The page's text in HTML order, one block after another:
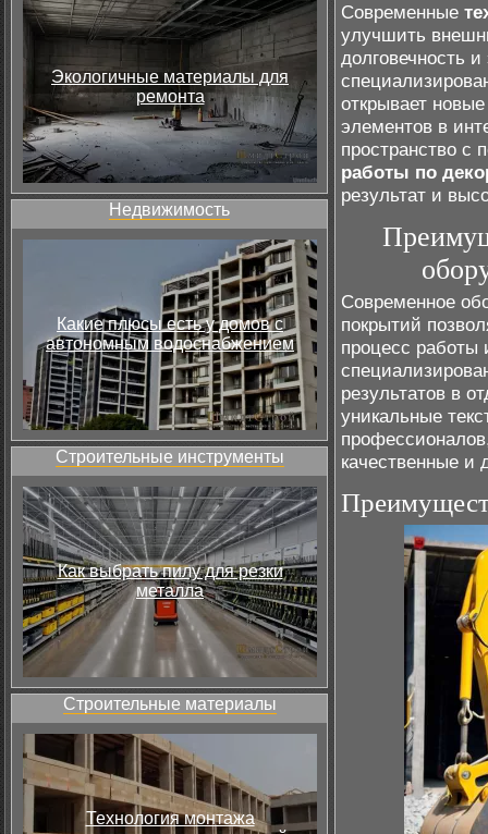
Экологичные материалы для
ремонта
Недвижимость
Какие плюсы есть у домов с
автономным водоснабжением
Строительные инструменты
Как выбрать пилу для резки
металла
Строительные материалы
Технология монтажа
Современные
улучшить
долговечность
открывает
элементов в
пространство
работы по
результат и
Современное
покрытий
процесс работы
результатов в
уникальные
качественные и